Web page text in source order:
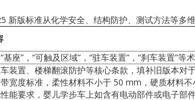
新版标准从化学安全、结构防护、测试方法等多
基座”，“可触及区域”，“驻车装置”，“刹车装置”等术
装置、楼梯翻滚防护等核心条款，填补旧版本对
宽度标准，柔性材料不小于 50 mm，硬质材料不
能要求，婴儿学步车上如含有电动部件或电子部